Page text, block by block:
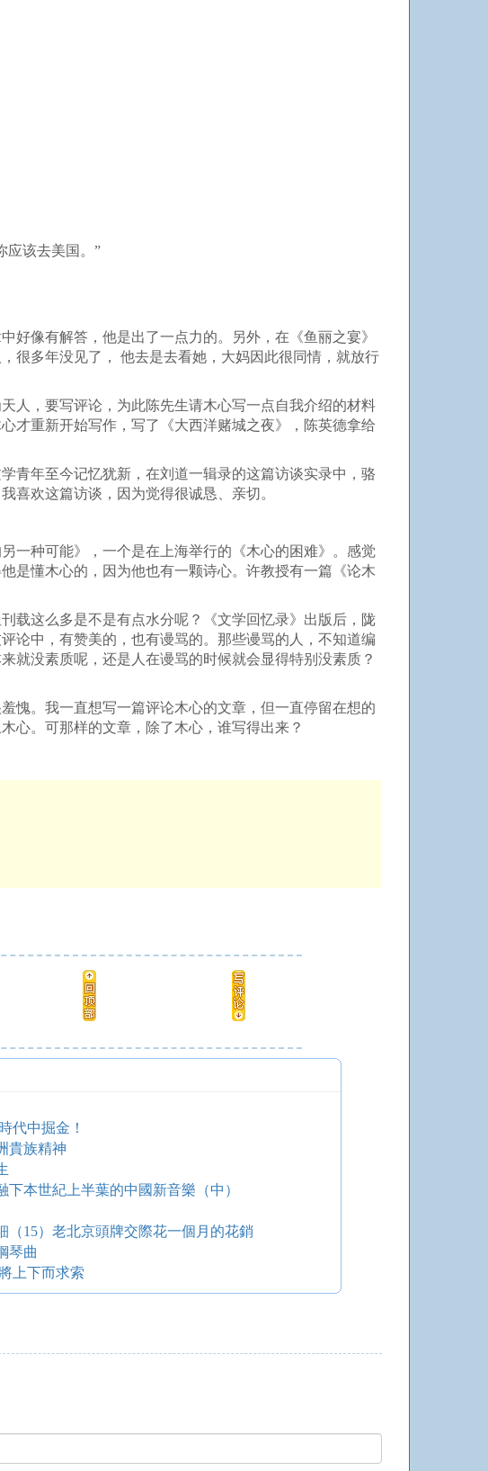
应该去美国。”
好像有解答，他是出了一点力的。另外，在《鱼丽之宴》
很多年没见了， 他去是去看她，大妈因此很同情，就放行
人，要写评论，为此陈先生请木心写一点自我介绍的材料
才重新开始写作，写了《大西洋赌城之夜》，陈英德拿给
青年至今记忆犹新，在刘道一辑录的这篇访谈实录中，骆
喜欢这篇访谈，因为觉得很诚恳、亲切。
一种可能》，一个是在上海举行的《木心的困难》。感觉
是懂木心的，因为他也有一颗诗心。许教授有一篇《论木
载这么多是不是有点水分呢？《文学回忆录》出版后，陇
论中，有赞美的，也有谩骂的。那些谩骂的人，不知道编
就没素质呢，还是人在谩骂的时候就会显得特别没素质？
愧。我一直想写一篇评论木心的文章，但一直停留在想的
心。可那样的文章，除了木心，谁写得出来？
代中掘金！
貴族精神
下本世紀上半葉的中國新音樂（中）
（15）老北京頭牌交際花一個月的花銷
琴曲
上下而求索